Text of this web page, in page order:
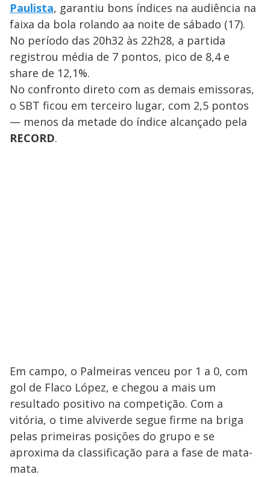
Paulista, garantiu bons índices na audiência na
faixa da bola rolando aa noite de sábado (17).
No período das 20h32 às 22h28, a partida
registrou média de 7 pontos, pico de 8,4 e
share de 12,1%.
No confronto direto com as demais emissoras,
o SBT ficou em terceiro lugar, com 2,5 pontos
— menos da metade do índice alcançado pela
RECORD.
Em campo, o Palmeiras venceu por 1 a 0, com
gol de Flaco López, e chegou a mais um
resultado positivo na competição. Com a
vitória, o time alviverde segue firme na briga
pelas primeiras posições do grupo e se
aproxima da classificação para a fase de mata-
mata.